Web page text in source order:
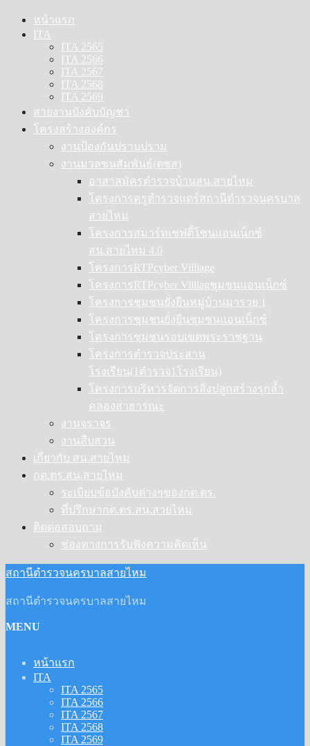
Skip
content
หน้าแรก
ITA
ITA 2565
ITA 2566
ITA 2567
ITA 2568
ITA 2569
สายงานบังคับบัญชา
โครงสร้างองค์กร
งานป้องกันปราบปราม
งานมวลชนสัมพันธ์(ตชส)
อาสาสมัครตำรวจบ้านสน.สายไหม
โครงการครูตำรวจแดร์สถานีตำรวจนครบาล
สายไหม
โครงการสมาร์ทเชฟตี้โซนแอนเน็กซ์
สน.สายไหม 4.0
โครงการRTPcyber Villiage
โครงการRTPcyber Villiagชุมชนแอนเน็กซ์
โครงการชุมชนยั่งยืนหมู่บ้านมารวย 1
โครงการชุมชนยั่งยืนชุมชนแอนเน็กซ์
โครงการชุมชนรอบเขตพระราชฐาน
โครงการตำรวจประสาน
โรงเรียน(1ตำรวจ1โรงเรียน)
โครงการบริหารจัดการสิ่งปลูกสร้างรุกล้ำ
คลองสาธารณะ
งานจราจร
งานสืบสวน
เกี่ยวกับ สน.สายไหม
กต.ตร.สน.สายไหม
ระเบียบข้อบังคับต่างๆของกต.ตร.
ที่ปรึกษากต.ตร.สน.สายไหม
ติดต่อสอบถาม
ช่องทางการรับฟังความคิดเห็น
สถานีตำรวจนครบาลสายไหม
สถานีตำรวจนครบาลสายไหม
MENU
หน้าแรก
ITA
ITA 2565
ITA 2566
ITA 2567
ITA 2568
ITA 2569